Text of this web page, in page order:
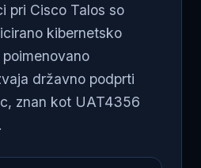
pri Cisco Talos so
kibernetsko
državno podprti
znan kot UAT4356